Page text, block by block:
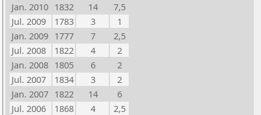
Jan. 2010 1832 14
7,5
Jul. 2009
1783 3
1
Jan. 2009 1777 7
2,5
Jul. 2008
1822 4
2
Jan. 2008 1805 6
2
Jul. 2007
1834 3
2
Jan. 2007 1822 14
6
Jul. 2006
1868 4
2,5